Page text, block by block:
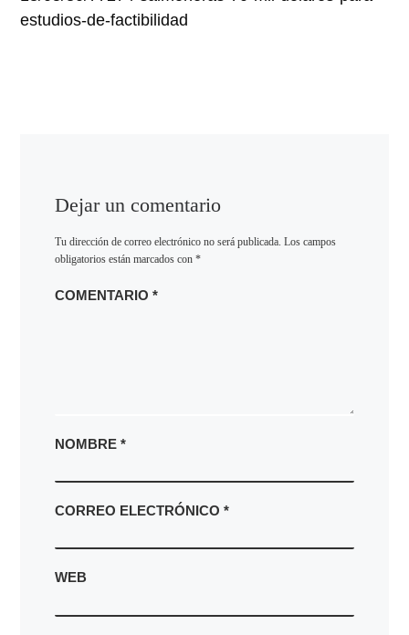
estudios-de-factibilidad
Dejar un comentario
Tu dirección de correo electrónico no será publicada. Los campos
obligatorios están marcados con *
COMENTARIO *
NOMBRE *
CORREO ELECTRÓNICO *
WEB